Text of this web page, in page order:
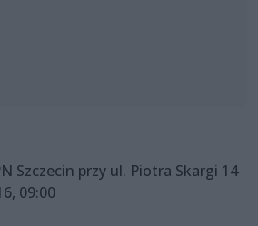
Szczecin przy ul. Piotra Skargi 14
09:00